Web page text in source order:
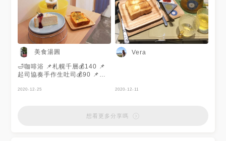
美食湯圓
🛁咖啡浴 📌札幌千層💰140 📌
起司協奏手作生吐司💰90 📌開
鄉德陽街3號 #宜蘭礁溪#咖啡#
2020-12-25
Vera
2020-12-11
想看更多分享嗎